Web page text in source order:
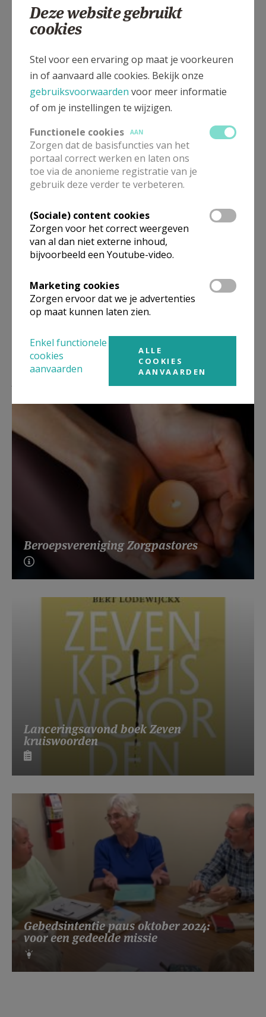
Louis Straussstraat 3, 2020 Antwerpen–Kiel
open: dinsdag tussen 10 en 12 uur
contact via Myriam Schramme: 03 238 67 95 of 0494
58 32 46
Wilrijk 2610 (enkel voor inwoners van Wilrijk)
Welzijnsschakel Wilrijk vzw
Koornbloemstraat 57, 2610 Wilrijk
gsm: 0475 280 503
e-mail:welzijnsschakelwilrijk@gmail.com
website: Welzijnsschakelwilrijk.weebly.com
Beroepsvereniging Zorgpastores
Lanceringsavond boek Zeven
kruiswoorden
Gebedsintentie paus oktober 2024:
voor een gedeelde missie
Deze website gebruikt
cookies
Stel voor een ervaring op maat je voorkeuren
in of aanvaard alle cookies. Bekijk onze
gebruiksvoorwaarden voor meer informatie
of om je instellingen te wijzigen.
Functionele cookies
AAN
Zorgen dat de basisfuncties van het
portaal correct werken en laten ons
toe via de anonieme registratie van je
gebruik deze verder te verbeteren.
(Sociale) content cookies
Zorgen voor het correct weergeven
van al dan niet externe inhoud,
bijvoorbeeld een Youtube-video.
Marketing cookies
Zorgen ervoor dat we je advertenties
op maat kunnen laten zien.
Enkel functionele
cookies
aanvaarden
ALLE
COOKIES
AANVAARDEN